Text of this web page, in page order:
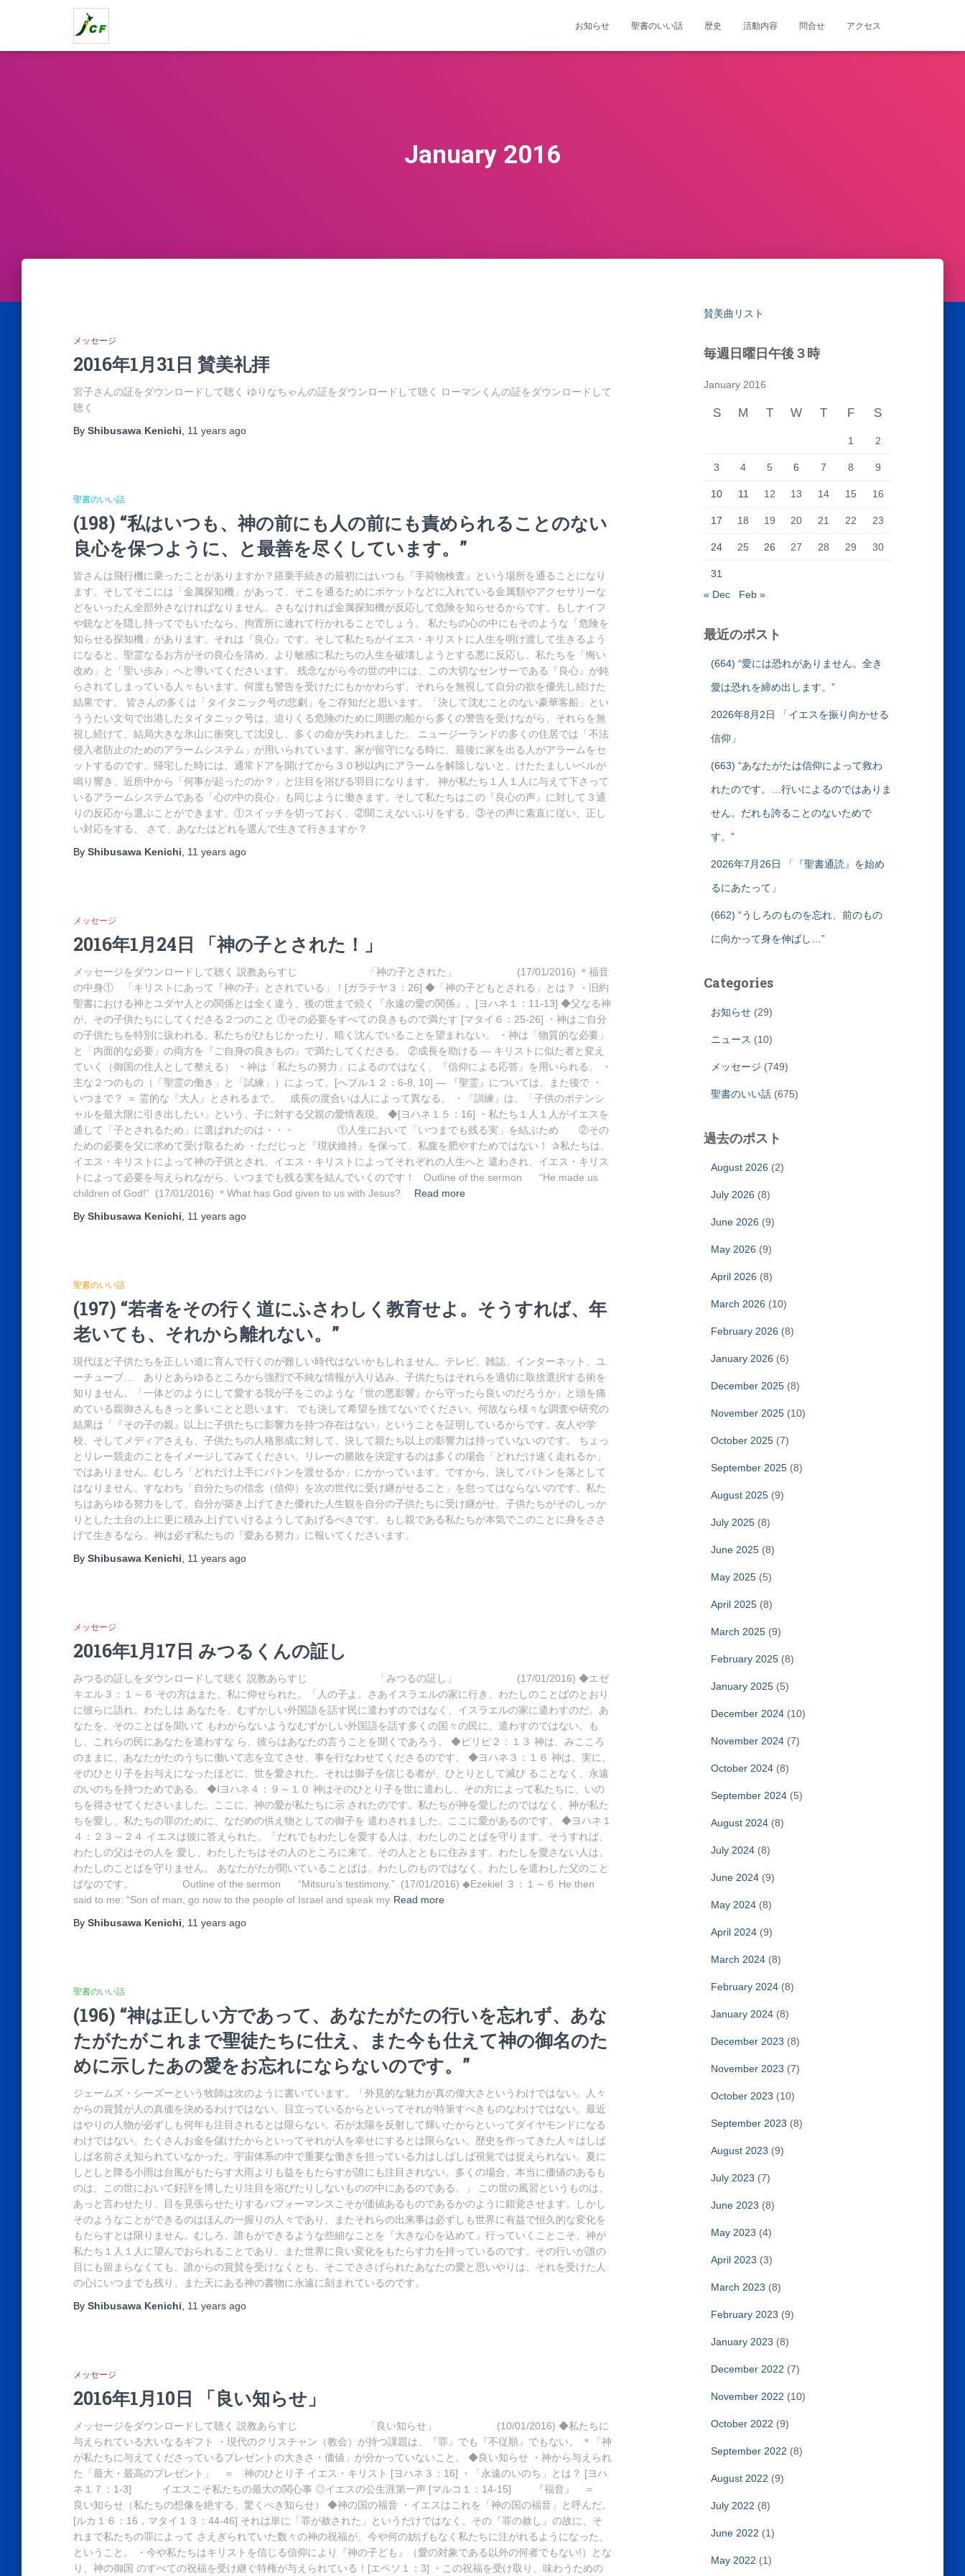
お知らせ 聖書のいい話 歴史 活動内容 問合せ アクセス
January 2016
メッセージ
2016年1月31日 賛美礼拝
宮子さんの証をダウンロードして聴く ゆりなちゃんの証をダウンロードして聴く ローマンくんの証をダウンロードして
聴く
By Shibusawa Kenichi 11 years ago
聖書のいい話
(198) “私はいつも、神の前にも人の前にも責められることのない
良心を保つように、と最善を尽くしています。”
皆さんは飛行機に乗ったことがありますか？搭乗手続きの最初にはいつも『手荷物検査』という場所を通ることになり
ます。そしてそこには「金属探知機」があって、そこを通るためにポケットなどに入れている金属類やアクセサリーな
どをいったん全部外さなければなりません。さもなければ金属探知機が反応して危険を知らせるからです。もしナイフ
や銃などを隠し持ってでもいたなら、拘置所に連れて行かれることでしょう。 私たちの心の中にもそのような「危険を
知らせる探知機」があります。それは『良心』です。そして私たちがイエス・キリストに人生を明け渡して生きるよう
になると、聖霊なるお方がその良心を清め、より敏感に私たちの人生を破壊しようとする悪に反応し、私たちを「悔い
改め」と「聖い歩み」へと導いてくださいます。 残念ながら今の世の中には、この大切なセンサーである『良心』が鈍
らされてしまっている人々もいます。何度も警告を受けたにもかかわらず、それらを無視して自分の欲を優先し続けた
結果です。 皆さんの多くは「タイタニック号の悲劇」をご存知だと思います。「決して沈むことのない豪華客船」とい
ううたい文句で出港したタイタニック号は、迫りくる危険のために周囲の船から多くの警告を受けながら、それらを無
視し続けて、結局大きな氷山に衝突して沈没し、多くの命が失われました。 ニュージーランドの多くの住居では「不法
侵入者防止のためのアラームシステム」が用いられています。家が留守になる時に、最後に家を出る人がアラームをセ
ットするのです。帰宅した時には、通常ドアを開けてから３０秒以内にアラームを解除しないと、けたたましいベルが
鳴り響き、近所中から「何事が起ったのか？」と注目を浴びる羽目になります。 神が私たち１人１人に与えて下さって
いるアラームシステムである「心の中の良心」も同じように働きます。そして私たちはこの『良心の声』に対して３通
りの反応から選ぶことができます。①スイッチを切っておく。②聞こえないふりをする。③その声に素直に従い、正し
い対応をする。 さて、あなたはどれを選んで生きて行きますか？
By Shibusawa Kenichi 11 years ago
メッセージ
2016年1月24日 「神の子とされた！」
メッセージをダウンロードして聴く 説教あらすじ 「神の子とされた」 (17/01/2016) ＊福音
の中身① 「キリストにあって『神の子』とされている」！[ガラテヤ３：26] ◆「神の子どもとされる」とは？ ・旧約
聖書における神とユダヤ人との関係とは全く違う、後の世まで続く『永遠の愛の関係』。[ヨハネ１：11-13] ◆父なる神
が、その子供たちにしてくださる２つのこと ①その必要をすべての良きもので満たす [マタイ６：25-26] ・神はご自分
の子供たちを特別に扱われる。私たちがひもじかったり、暗く沈んでいることを望まれない。 ・神は「物質的な必要」
と「内面的な必要」の両方を『ご自身の良きもの』で満たしてくださる。 ②成長を助ける ― キリストに似た者と変え
ていく（御国の住人として整える） ・神は「私たちの努力」によるのではなく、『信仰による応答』を用いられる。 ・
主な２つのもの（「聖霊の働き」と「試練」）によって。[へブル１２：6-8, 10] ― 『聖霊』については、また後で ・
いつまで？ ＝ 霊的な『大人』とされるまで。 成長の度合いは人によって異なる。 ・『訓練』は、「子供のポテンシ
ャルを最大限に引き出したい」という、子に対する父親の愛情表現。 ◆[ヨハネ１５：16] ・私たち１人１人がイエスを
通して「子とされるため」に選ばれたのは・・・ ①人生において「いつまでも残る実」を結ぶため ②その
ための必要を父に求めて受け取るため ・ただじっと『現状維持』を保って、私腹を肥やすためではない！ ✰私たちは、
イエス・キリストによって神の子供とされ、イエス・キリストによってそれぞれの人生へと 遣わされ、イエス・キリス
トによって必要を与えられながら、いつまでも残る実を結んでいくのです！ Outline of the sermon “He made us
children of God!” (17/01/2016) ＊What has God given to us with Jesus?
Read more
By Shibusawa Kenichi 11 years ago
聖書のいい話
(197) “若者をその行く道にふさわしく教育せよ。そうすれば、年
老いても、それから離れない。”
現代ほど子供たちを正しい道に育んで行くのが難しい時代はないかもしれません。テレビ、雑誌、インターネット、ユ
ーチューブ… ありとあらゆるところから強烈で不純な情報が入り込み、子供たちはそれらを適切に取捨選択する術を
知りません。「一体どのようにして愛する我が子をこのような『世の悪影響』から守ったら良いのだろうか」と頭を痛
めている親御さんもきっと多いことと思います。 でも決して希望を捨てないでください。何故なら様々な調査や研究の
結果は「『その子の親』以上に子供たちに影響力を持つ存在はない」ということを証明しているからです。友人や学
校、そしてメディアさえも、子供たちの人格形成に対して、決して親たち以上の影響力は持っていないのです。 ちょっ
とリレー競走のことをイメージしてみてください。リレーの勝敗を決定するのは多くの場合「どれだけ速く走れるか」
ではありません。むしろ「どれだけ上手にバトンを渡せるか」にかかっています。ですから、決してバトンを落として
はなりません。すなわち「自分たちの信念（信仰）を次の世代に受け継がせること」を怠ってはならないのです。私た
ちはあらゆる努力をして、自分が築き上げてきた優れた人生観を自分の子供たちに受け継がせ、子供たちがそのしっか
りとした土台の上に更に積み上げていけるようしてあげるべきです。もし親である私たちが本気でこのことに身をささ
げて生きるなら、神は必ず私たちの『愛ある努力』に報いてくださいます。
By Shibusawa Kenichi 11 years ago
メッセージ
2016年1月17日 みつるくんの証し
みつるの証しをダウンロードして聴く 説教あらすじ 「みつるの証し」 (17/01/2016) ◆エゼ
キエル３：１～６ その方はまた、私に仰せられた。「人の子よ。さあイスラエルの家に行き、わたしのことばのとおり
に彼らに語れ。わたしは あなたを、むずかしい外国語を話す民に遣わすのではなく、イスラエルの家に遣わすのだ。あ
なたを、そのことばを聞いて もわからないようなむずかしい外国語を話す多くの国々の民に、遣わすのではない。も
し、これらの民にあなたを遣わすな ら、彼らはあなたの言うことを聞くであろう。 ◆ピリピ２：１３ 神は、みこころ
のままに、あなたがたのうちに働いて志を立てさせ、事を行なわせてくださるのです。 ◆ヨハネ３：１６ 神は、実に、
そのひとり子をお与えになったほどに、世を愛された。それは御子を信じる者が、ひとりとして滅び ることなく、永遠
のいのちを持つためである。 ◆Ⅰヨハネ４：９～１０ 神はそのひとり子を世に遣わし、その方によって私たちに、いの
ちを得させてくださいました。ここに、神の愛が私たちに示 されたのです。私たちが神を愛したのではなく、神が私た
ちを愛し、私たちの罪のために、なだめの供え物としての御子を 遣わされました。ここに愛があるのです。 ◆ヨハネ１
４：２３～２４ イエスは彼に答えられた。「だれでもわたしを愛する人は、わたしのことばを守ります。そうすれば、
わたしの父はその人を 愛し、わたしたちはその人のところに来て、その人とともに住みます。わたしを愛さない人は、
わたしのことばを守りません。 あなたがたが聞いていることばは、わたしのものではなく、わたしを遣わした父のこと
ばなのです。 Outline of the sermon “Mitsuru’s testimony.” (17/01/2016) ◆Ezekiel ３：１～６ He then
said to me: “Son of man, go now to the people of Israel and speak my Read more
By Shibusawa Kenichi 11 years ago
聖書のいい話
(196) “神は正しい方であって、あなたがたの行いを忘れず、あな
たがたがこれまで聖徒たちに仕え、また今も仕えて神の御名のた
めに示したあの愛をお忘れにならないのです。”
ジェームズ・シーズーという牧師は次のように書いています。「外見的な魅力が真の偉大さというわけではない。人々
からの賞賛が人の真価を決めるわけではない。目立っているからといってそれが特筆すべきものなわけではない。最近
はやりの人物が必ずしも何年も注目されるとは限らない。石が太陽を反射して輝いたからといってダイヤモンドになる
わけではない。たくさんお金を儲けたからといってそれが人を幸せにするとは限らない。歴史を作ってきた人々はしば
しば名前さえ知られていなかった。宇宙体系の中で重要な働きを担っている力はしばしば視覚では捉えられない。夏に
しとしと降る小雨は台風がもたらす大雨よりも益をもたらすが誰にも注目されない。多くの場合、本当に価値のあるも
のは、この世において好評を博したり注目を浴びたりしないものの中にあるのである。」 この世の風習というものは、
あっと言わせたり、目を見張らせたりするパフォーマンスこそが価値あるものであるかのように錯覚させます。しかし
そのようなことができるのはほんの一握りの人々であり、またそれらの出来事は必ずしも世界に有益で恒久的な変化を
もたらすとは限りません。むしろ、誰もができるような些細なことを『大きな心を込めて』行っていくことこそ、神が
私たち１人１人に望んでおられることであり、また世界に良い変化をもたらす力を持っているのです。その行いが誰の
目にも留まらなくても、誰からの賞賛を受けなくとも、そこでささげられたあなたの愛と思いやりは、それを受けた人
の心にいつまでも残り、また天にある神の書物に永遠に刻まれているのです。
By Shibusawa Kenichi 11 years ago
メッセージ
2016年1月10日 「良い知らせ」
メッセージをダウンロードして聴く 説教あらすじ 「良い知らせ」 (10/01/2016) ◆私たちに
与えられている大いなるギフト ・現代のクリスチャン（教会）が持つ課題は、『罪』でも『不従順』でもない。 ＊「神
が私たちに与えてくださっているプレゼントの大きさ・価値」が分かっていないこと。 ◆良い知らせ ・神から与えられ
た「最大・最高のプレゼント」 ＝ 神のひとり子 イエス・キリスト [ヨハネ３：16] ・「永遠のいのち」とは？ [ヨハ
ネ１７：1-3] イエスこそ私たちの最大の関心事 ◎イエスの公生涯第一声 [マルコ１：14-15] 『福音』 ＝
良い知らせ（私たちの想像を絶する、驚くべき知らせ） ◆神の国の福音 ・イエスはこれを「神の国の福音」と呼んだ。
[ルカ１６：16，マタイ１３：44-46] それは単に「罪が赦された」というだけではなく、その『罪の赦し』の故に、そ
れまで私たちの罪によって さえぎられていた数々の神の祝福が、今や何の妨げもなく私たちに注がれるようになった、
ということ。 ・今や私たちはキリストを信じる信仰により『神の子ども』（愛の対象である以外の何者でもない!）とな
り、神の御国 のすべての祝福を受け継ぐ特権が与えられている！[エペソ１：3] ・この祝福を受け取り、味わうための
賛美曲リスト
毎週日曜日午後３時
January 2016
S M T W T F S
1 2
3 4 5 6 7 8 9
10 11 12 13 14 15 16
17 18 19 20 21 22 23
24 25 26 27 28 29 30
31
« Dec
Feb »
最近のポスト
(664) “愛には恐れがありません。全き
愛は恐れを締め出します。”
2026年8月2日 「イエスを振り向かせる
信仰」
(663) “あなたがたは信仰によって救わ
れたのです。…行いによるのではありま
せん。だれも誇ることのないためで
す。”
2026年7月26日 「『聖書通読』を始め
るにあたって」
(662) “うしろのものを忘れ、前のもの
に向かって身を伸ばし…”
Categories
お知らせ(29)
ニュース (10)
メッセージ (749)
聖書のいい話(675)
過去のポスト
August 2026 (2)
July 2026 (8)
June 2026 (9)
May 2026 (9)
April 2026 (8)
March 2026 (10)
February 2026 (8)
January 2026 (6)
December 2025(8)
November 2025(10)
October 2025(7)
September 2025(8)
August 2025(9)
July 2025(8)
June 2025(8)
May 2025(5)
April 2025(8)
March 2025(9)
February 2025(8)
January 2025(5)
December 2024(10)
November 2024(7)
October 2024(8)
September 2024(5)
August 2024(8)
July 2024(8)
June 2024(9)
May 2024(8)
April 2024(9)
March 2024(8)
February 2024(8)
January 2024(8)
December 2023 (8)
November 2023 (7)
October 2023 (10)
September 2023 (8)
August 2023 (9)
July 2023 (7)
June 2023 (8)
May 2023 (4)
April 2023 (3)
March 2023 (8)
February 2023 (9)
January 2023 (8)
December 2022 (7)
November 2022 (10)
October 2022 (9)
September 2022 (8)
August 2022 (9)
July 2022 (8)
June 2022 (1)
May 2022 (1)